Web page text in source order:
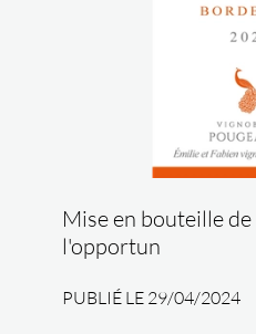
Mise en bouteille de
l'opportun
PUBLIÉ LE 29/04/2024